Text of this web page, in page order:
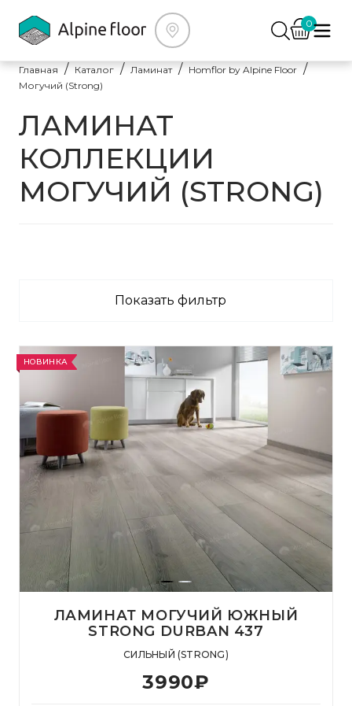
0
Главная Каталог Ламинат
Homflor by Alpine Floor
Могучий (Strong)
ЛАМИНАТ
КОЛЛЕКЦИИ
МОГУЧИЙ (STRONG)
Показать фильтр
НОВИНКА
ЛАМИНАТ МОГУЧИЙ ЮЖНЫЙ
STRONG DURBAN 437
СИЛЬНЫЙ (STRONG)
3990₽